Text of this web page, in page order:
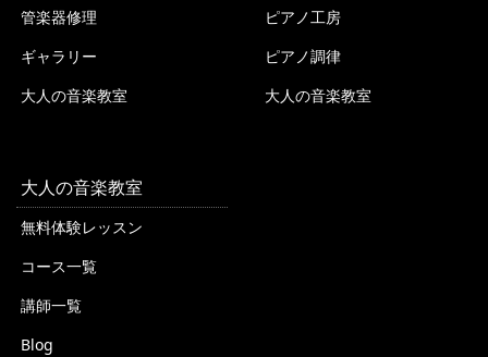
管楽器修理
ギャラリー
大人の音楽教室
ピアノ工房
ピアノ調律
大人の音楽教室
大人の音楽教室
無料体験レッスン
コース一覧
講師一覧
Blog